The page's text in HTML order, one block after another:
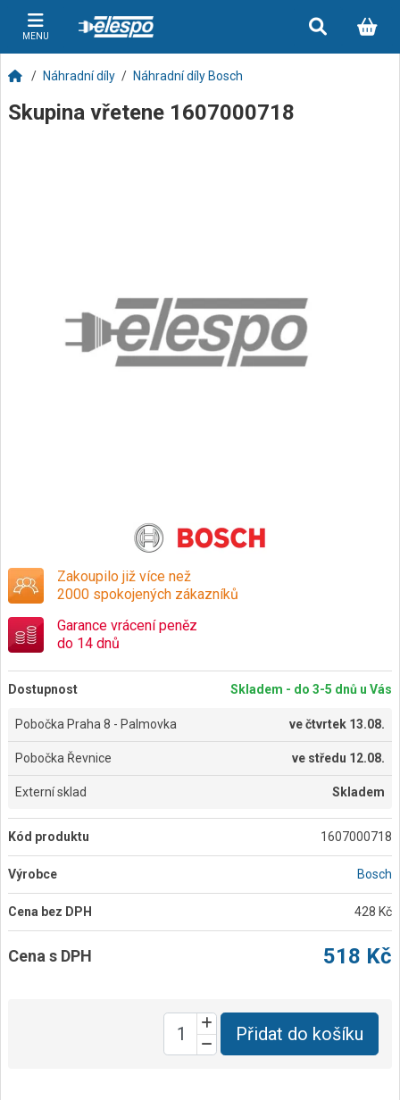
MENU
Náhradní díly Náhradní díly Bosch
Skupina vřetene 1607000718
Zakoupilo již více než
2000 spokojených zákazníků
Garance vrácení peněz
do 14 dnů
Dostupnost Skladem - do 3-5 dnů u Vás
Pobočka Praha 8 - Palmovka večtvrtek 13.08.
Pobočka Řevnice ve středu 12.08.
Externí sklad Skladem
Kód produktu 1607000718
Výrobce Bosch
Cena bez DPH 428 Kč
Cena s DPH 518 Kč
Přidat do košíku